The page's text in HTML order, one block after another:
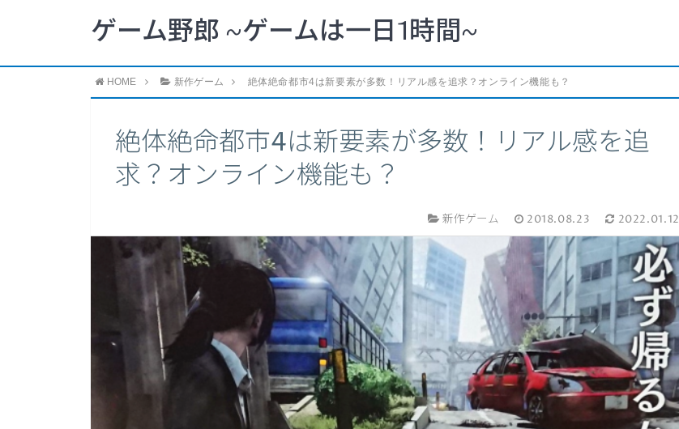
ゲーム野郎 ~ゲームは一日1時間~
HOME 新作ゲーム 絶体絶命都市4は新要素が多数！リアル感を追求？オンライン機能も？
絶体絶命都市4は新要素が多数！リアル感を追
求？オンライン機能も？
新作ゲーム 2018.08.23 2022.01.12